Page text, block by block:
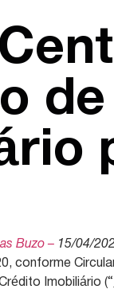
Buzo – 15/04/
conforme
Imobiliário (“